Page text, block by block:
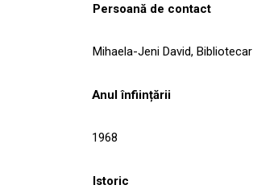
Persoană de contact
Mihaela-Jeni David, Bibliotecar
Anul înființării
1968
Istoric